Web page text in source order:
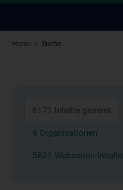
Home Suche
6171 Inhalte gesamt
4 Organisationen
5821 Webseiten-Inhalte